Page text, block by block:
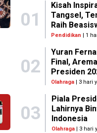
01
Kisah
Tangsel,
Raih
Pendidikan | 1
02
Yuran
Final,
Presiden
Olahraga | 3 hari
03
Piala
Lahirnya
Indonesia
Olahraga| 3 hari